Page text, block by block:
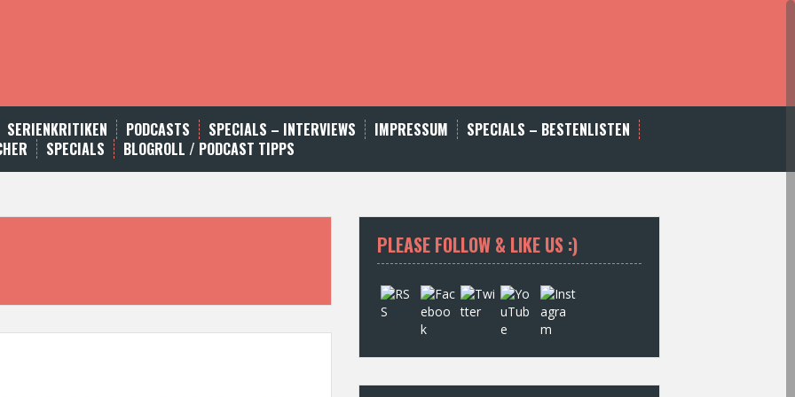
SERIENKRITIKEN PODCASTS SPECIALS – INTERVIEWS IMPRESSUM
SPECIALS – BESTENLISTEN
SPECIALS BLOGROLL / PODCAST TIPPS
PLEASE FOLLOW & LIKE US :)